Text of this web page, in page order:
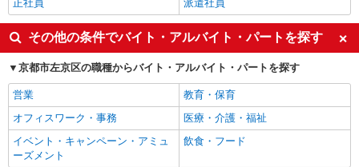
正社員
派遣社員
その他の条件でバイト・アルバイト・パートを探す
京都市左京区の職種からバイト・アルバイト・パートを探す
営業
教育・保育
オフィスワーク・事務
医療・介護・福祉
イベント・キャンペーン・アミュ
ーズメント
飲食・フード